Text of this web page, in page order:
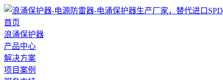
首页
浪涌保护器
产品中心
解决方案
项目案例